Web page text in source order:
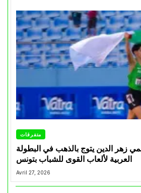
متفرقات
زهر الدين يتوج بالذهب في البطولة
العربية لألعاب القوى للشباب بتونس
Avril 27, 2026